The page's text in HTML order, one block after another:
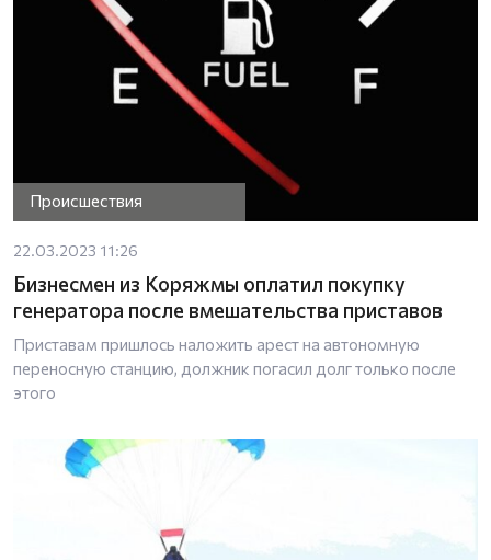
Происшествия
22.03.2023 11:26
Бизнесмен из Коряжмы оплатил покупку
генератора после вмешательства приставов
Приставам пришлось наложить арест на автономную
переносную станцию, должник погасил долг только после
этого